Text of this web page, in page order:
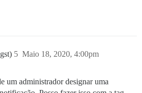
Maio 18, 2020, 4:00pm
5
um administrador designar uma